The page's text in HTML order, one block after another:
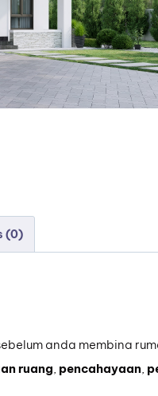
(0)
anda membina
ruang, pencahayaan,